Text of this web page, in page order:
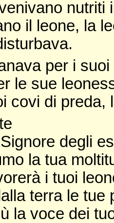
nutriti
il leone, la
per i
le sue
covi di preda,
degli
la tua
i tuoi
terra le tue
la voce dei